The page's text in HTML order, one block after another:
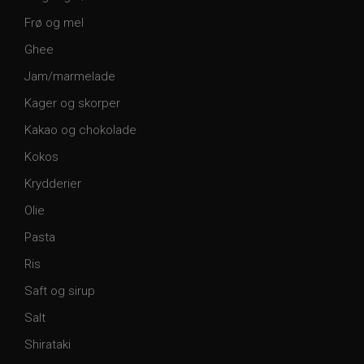
Frø og mel
Ghee
Jam/marmelade
Kager og skorper
Kakao og chokolade
Kokos
Krydderier
Olie
Pasta
Ris
Saft og sirup
Salt
Shirataki